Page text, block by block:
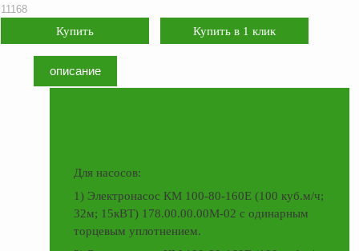
Устройства громкой
связи и оповещения
Краны раздаточные,
комплектующие
Насосы и насосные
Устройства слива и
11168
описание
Для насосов:
1) Электронасос КМ 100-80-160Е (100 куб.м/ч;
32м; 15кВТ) 178.00.00.00М-02 с одинарным
торцевым уплотнением.